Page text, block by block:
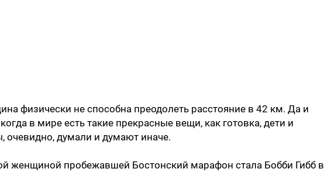
физически не способна преодолеть расстояние в 42 км. Да и
в мире есть такие прекрасные вещи, как готовка, дети и
очевидно, думали и думают иначе.
женщиной пробежавшей Бостонский марафон стала Бобби Гибб в